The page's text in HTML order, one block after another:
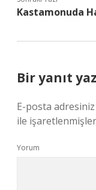
Kastamonuda
Bir yanıt
E-posta adresiniz
ile
Yorum